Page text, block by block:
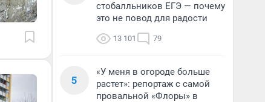
стобалльников ЕГЭ — почему
это не повод для радости
13 101 79
5
«У меня в огороде больше
растет»: репортаж с самой
провальной «Флоры» в